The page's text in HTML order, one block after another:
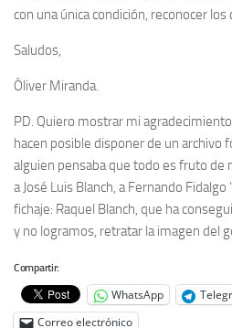
con una única condición, reconocer los
Saludos,
Óliver Miranda.
PD. Quiero mostrar mi
hacen posible disponer de un archivo
alguien pensaba que todo es fruto de
a José Luis Blanch, a Fernando
fichaje: Raquel Blanch, que ha
y no logramos, retratar la imagen del
Compartir:
WhatsApp
Correo electrónico